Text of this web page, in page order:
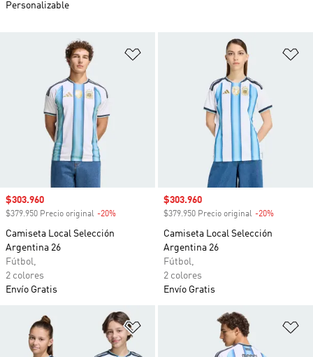
Añadir a la lista de deseos
Precio de venta
$303.960
$379.950 Precio original -20%
Camiseta Local Selección
Argentina 26
Fútbol,
2 colores
Envío Gratis
Precio de venta
$303.960
$379.950 Precio original -20%
Camiseta Local Selección
Argentina 26
Fútbol,
2 colores
Envío Gratis
Añadir a la lista de deseos
Personalizable